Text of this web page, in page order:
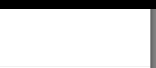
Deportiva Lazio es
invita a cultivar no solo